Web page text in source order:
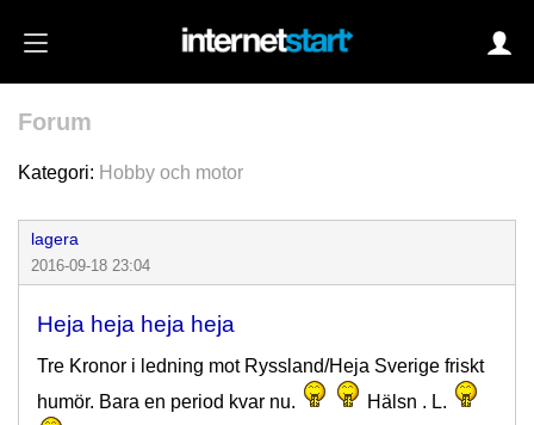
Forum
Kategori: Hobby och motor
lagera
2016-09-18 23:04
Heja heja heja heja
Tre Kronor i ledning mot Ryssland/Heja Sverige friskt
humör. Bara en period kvar nu.
Hälsn . L.